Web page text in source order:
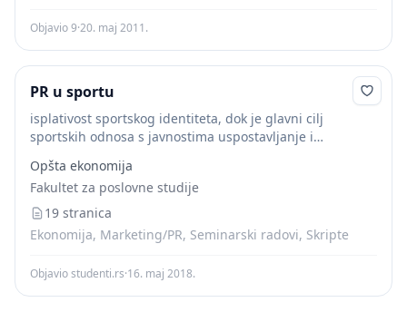
Objavio 9·20. maj 2011.
PR u sportu
isplativost sportskog identiteta, dok je glavni cilj
sportskih odnosa s javnostima uspostavljanje i
prioritet sportskog marketinga je oglašavanje i prodaja
sportskih dobara. Kako...
Opšta ekonomija
Fakultet za poslovne studije
19 stranica
Ekonomija, Marketing/PR, Seminarski radovi, Skripte
Objavio studenti.rs·16. maj 2018.